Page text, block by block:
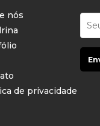
nós
de privacidade